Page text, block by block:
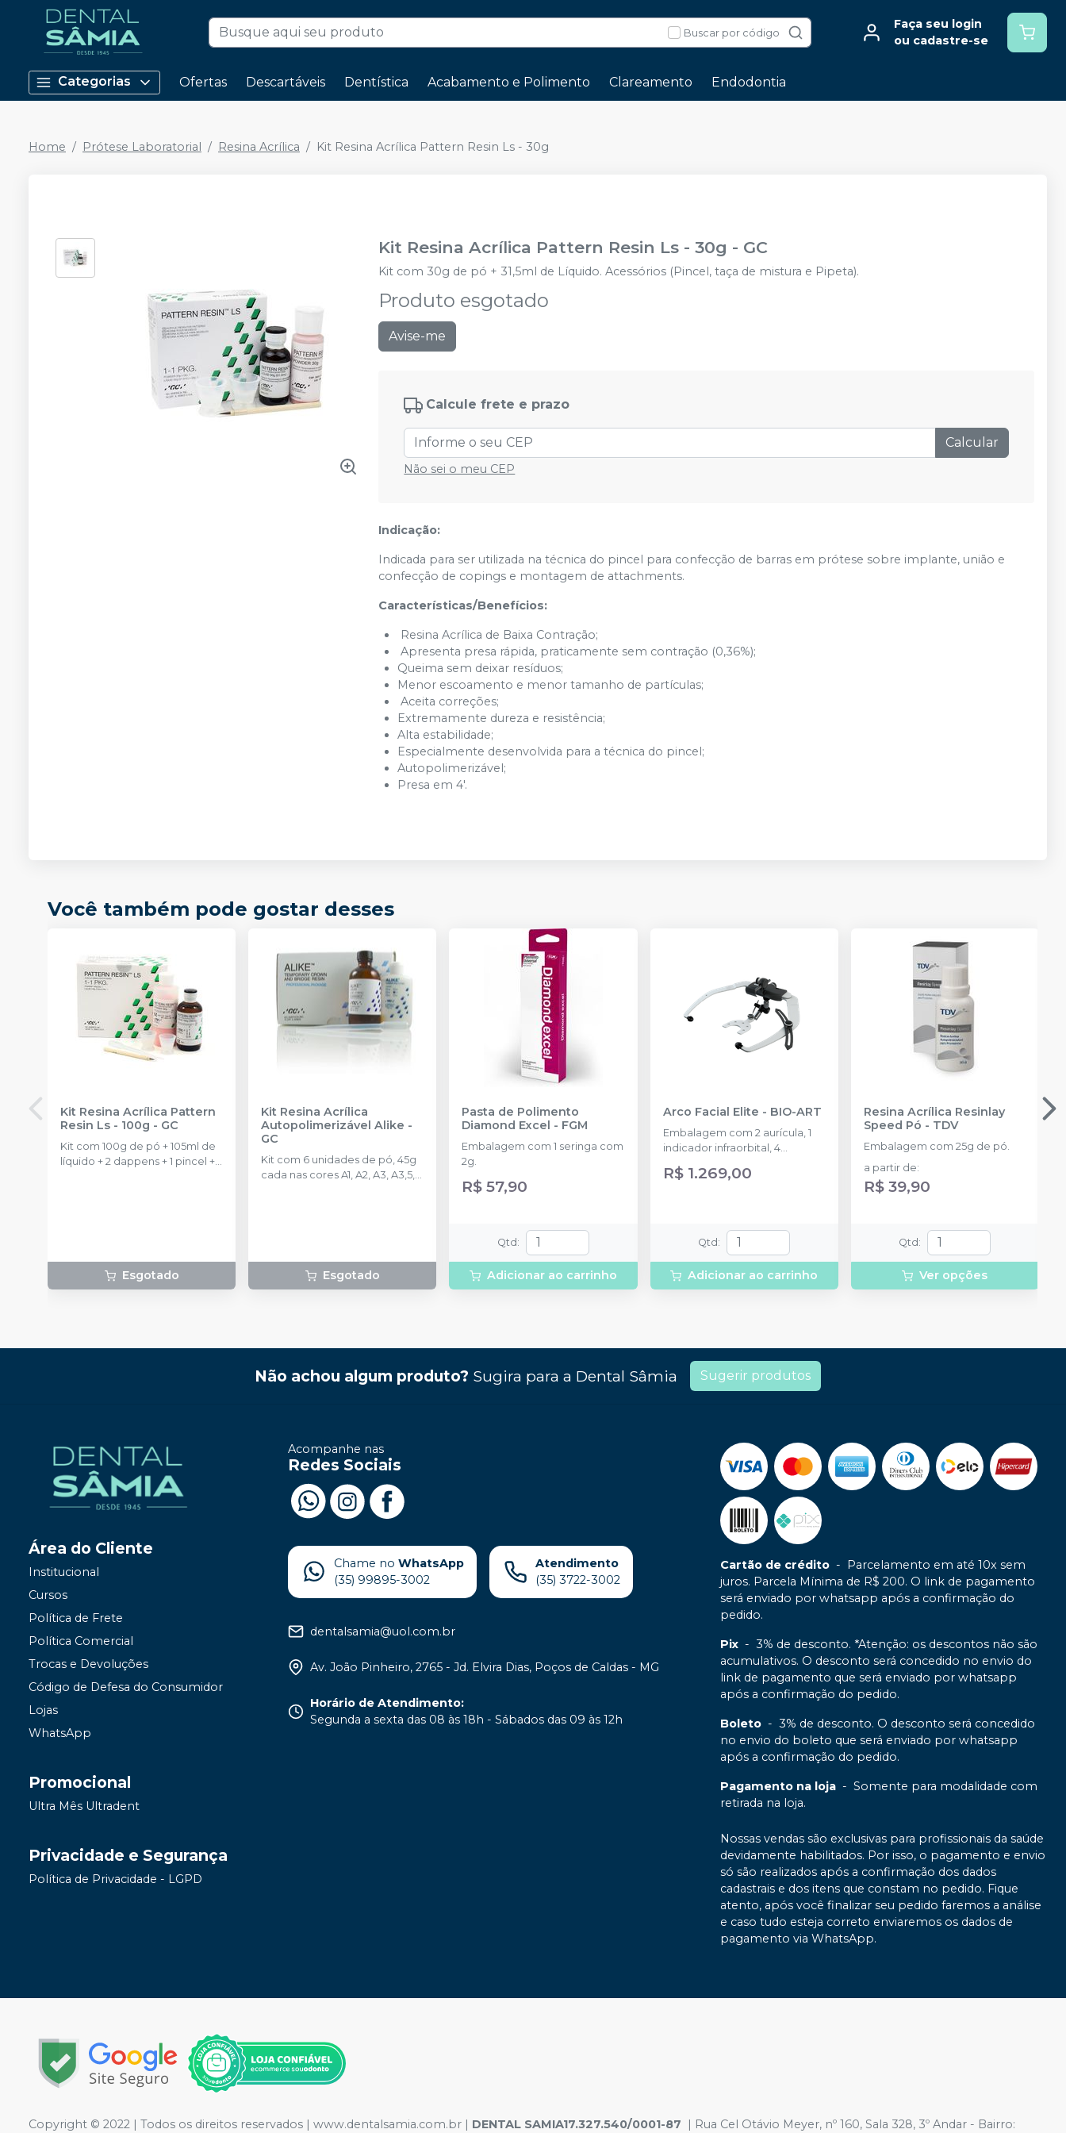
Buscar por código
Faça seu login
ou cadastre-se
Categorias Ofertas Descartáveis Dentística Acabamento e Polimento Clareamento Endodontia
Home Prótese Laboratorial Resina Acrílica Kit Resina Acrílica Pattern Resin Ls - 30g
Kit Resina Acrílica Pattern Resin Ls - 30g - GC
Kit com 30g de pó + 31,5ml de Líquido. Acessórios (Pincel, taça de mistura e Pipeta).
Produto esgotado
Avise-me
Calcule frete e prazo
Calcular
Não sei o meu CEP
Indicação:
Indicada para ser utilizada na técnica do pincel para confecção de barras em prótese sobre implante, união e
confecção de copings e montagem de attachments.
Características/Benefícios:
Resina Acrílica de Baixa Contração;
Apresenta presa rápida, praticamente sem contração (0,36%);
Queima sem deixar resíduos;
Menor escoamento e menor tamanho de partículas;
Aceita correções;
Extremamente dureza e resistência;
Alta estabilidade;
Especialmente desenvolvida para a técnica do pincel;
Autopolimerizável;
Presa em 4'.
Você também pode gostar desses
Kit Resina Acrílica Pattern
Resin Ls - 100g - GC
Kit com 100g de pó + 105ml de
líquido + 2 dappens + 1 pincel + 1
Esgotado
Kit Resina Acrílica
Autopolimerizável Alike -
GC
Kit com 6 unidades de pó, 45g
cada nas cores A1, A2, A3, A3,5,
Esgotado
Pasta de Polimento
Diamond Excel - FGM
Embalagem com 1 seringa com
2g.
R$ 57,90
Qtd :
Adicionar ao carrinho
Arco Facial Elite - BIO-ART
Embalagem com 2 aurícula, 1
indicador infraorbital, 4
naziun, 1 guias inferior e
fixação, 1 terminal do conj. de
transferência, 1 conjunto de
transferência, 1 alavanca de
fixação, 1 garfo de dentado em
R$ 1.269,00
Qtd :
Adicionar ao carrinho
Resina Acrílica Resinlay
Speed Pó - TDV
Embalagem com 25g de pó.
a partir de:
R$ 39,90
Qtd :
Ver opções
Não achou algum produto? Sugira para a Dental Sâmia Sugerir produtos
Área do Cliente
Institucional
Cursos
Política de Frete
Política Comercial
Trocas e Devoluções
Código de Defesa do Consumidor
Lojas
WhatsApp
Promocional
Ultra Mês Ultradent
Privacidade e Segurança
Política de Privacidade - LGPD
Acompanhe nas
Redes Sociais
Chame no WhatsApp
(35) 99895-3002
Atendimento
(35) 3722-3002
dentalsamia@uol.com.br
Av. João Pinheiro, 2765 - Jd. Elvira Dias, Poços de Caldas - MG
Horário de Atendimento:
Segunda a sexta das 08 às 18h - Sábados das 09 às 12h
Cartão de crédito - Parcelamento em até 10x sem
juros. Parcela Mínima de R$ 200. O link de pagamento
será enviado por whatsapp após a confirmação do
pedido.
Pix - 3% de desconto. *Atenção: os descontos não são
acumulativos. O desconto será concedido no envio do
link de pagamento que será enviado por whatsapp
após a confirmação do pedido.
Boleto - 3% de desconto. O desconto será concedido
no envio do boleto que será enviado por whatsapp
após a confirmação do pedido.
Pagamento na loja - Somente para modalidade com
retirada na loja.
Nossas vendas são exclusivas para profissionais da saúde
devidamente habilitados. Por isso, o pagamento e envio
só são realizados após a confirmação dos dados
cadastrais e dos itens que constam no pedido. Fique
atento, após você finalizar seu pedido faremos a análise
e caso tudo esteja correto enviaremos os dados de
pagamento via WhatsApp.
Copyright © 2022 | Todos os direitos reservados | www.dentalsamia.com.br | DENTAL SAMIA17.327.540/0001-87 | Rua Cel Otávio Meyer, nº 160, Sala 328, 3º Andar - Bairro: